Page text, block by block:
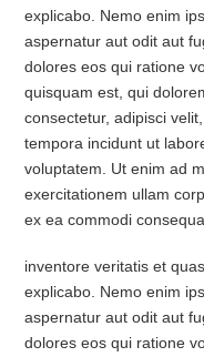
explicabo. Nemo enim
aspernatur aut odit aut
dolores eos qui ratione
quisquam est, qui
consectetur, adipisci
tempora incidunt ut
voluptatem. Ut enim ad
exercitationem ullam
ex ea commodi
inventore veritatis et
explicabo. Nemo enim
aspernatur aut odit aut
dolores eos qui ratione